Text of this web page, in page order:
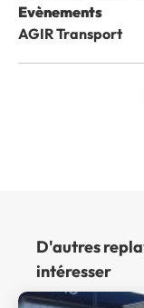
Evènements
AGIR Transport
D'autres
intéresser